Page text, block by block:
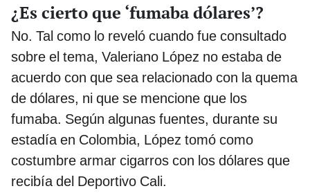
¿Es cierto que ‘fumaba dólares’?
No. Tal como lo reveló cuando fue consultado
sobre el tema, Valeriano López no estaba de
acuerdo con que sea relacionado con la quema
de dólares, ni que se mencione que los
fumaba. Según algunas fuentes, durante su
estadía en Colombia, López tomó como
costumbre armar cigarros con los dólares que
recibía del Deportivo Cali.